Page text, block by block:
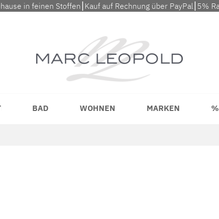
in feinen Stoffen⎮Kauf auf Rechnung über PayPal⎮5%
BAD WOHNEN MARKEN